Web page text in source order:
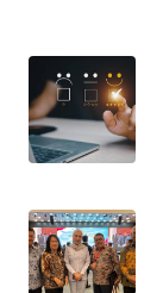
KARIR
DISCLAIMER
Wahana
News
Regional